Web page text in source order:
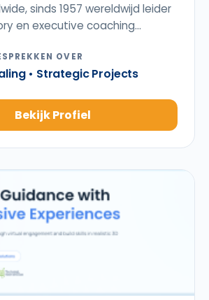
sinds 1957 wereldwijd leider
en executive coaching...
OVER
• Strategic Projects
Bekijk Profiel